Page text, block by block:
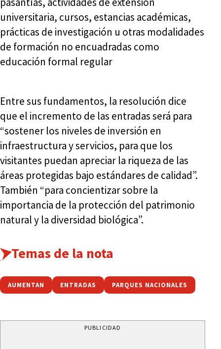
universitaria, cursos, estancias académicas,
prácticas de investigación u otras modalidades
de formación no encuadradas como
educación formal regular
Entre sus fundamentos, la resolución dice
que el incremento de las entradas será para
“sostener los niveles de inversión en
infraestructura y servicios, para que los
visitantes puedan apreciar la riqueza de las
áreas protegidas bajo estándares de calidad”.
También “para concientizar sobre la
importancia de la protección del patrimonio
natural y la diversidad biológica”.
Temas de la nota
AUMENTAN ENTRADAS PARQUES NACIONALES
PUBLICIDAD